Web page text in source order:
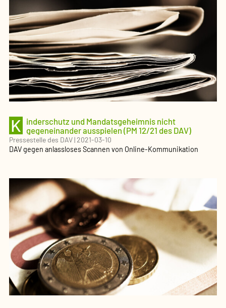
K inder­schutz und Mandats­ge­heimnis nicht
gegeneinander ausspielen (PM 12/21 des DAV)
Pressestelle des DAV|2021-03-10
DAV gegen anlassloses Scannen von Online-Kommuni­kation